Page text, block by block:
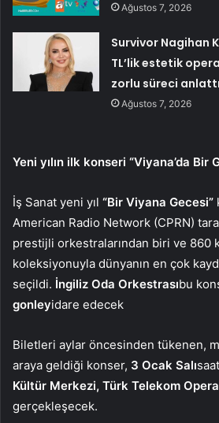
Ağustos 7, 2026
Survivor Nagihan
TL’lik estetik
zorlu süreci anlattı
Ağustos 7, 2026
Yeni yılın ilk konseri “Viyana’da Bir
İş Sanat yeni yıl “Bir Viyana Gecesi”
American Radio Network (CPRN)
prestijli orkestralarından biri ve 860
koleksiyonuyla dünyanın en çok
seçildi. İngiliz Oda Orkestrasıbu
gonleyidare edecek
Biletleri aylar öncesinden tükenen,
araya geldiği konser, 3 Ocak Salısaat
Kültür Merkezi, Türk Telekom
gerçekleşecek.